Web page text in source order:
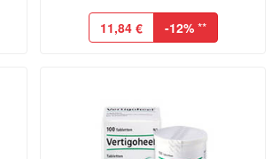
11,84 € -12%**